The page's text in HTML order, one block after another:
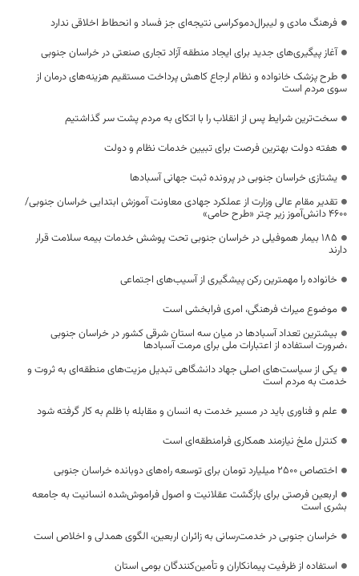
فرهنگ مادی و لیبرال‌دموکراسی نتیجه‌ای جز فساد و انحطاط اخلاقی ندارد
آغاز پیگیری‌های جدید برای ایجاد منطقه آزاد تجاری صنعتی در خراسان جنوبی
طرح پزشک خانواده و نظام ارجاع کاهش پرداخت مستقیم هزینه‌های درمان از
سوی مردم است
سخت‌ترین شرایط پس از انقلاب را با اتکای به مردم پشت سر گذاشتیم
هفته دولت بهترین فرصت برای تبیین خدمات نظام و دولت
یشتازی خراسان جنوبی در پرونده ثبت جهانی آسبادها
تقدیر مقام عالی وزارت از عملکرد جهادی معاونت آموزش ابتدایی خراسان جنوبی/
۴۶۰۰ دانش‌آموز زیر چتر «طرح حامی»
۱۸۵ بیمار هموفیلی در خراسان جنوبی تحت پوشش خدمات بیمه سلامت قرار
دارند
خانواده را مهمترین رکن پیشگیری از آسیب‌های اجتماعی
موضوع میراث فرهنگی، امری فرابخشی است
بیشترین تعداد آسبادها در میان سه استان شرقی کشور در خراسان جنوبی
،ضرورت استفاده از اعتبارات ملی برای مرمت آسبادها
یکی از سیاست‌های اصلی جهاد دانشگاهی تبدیل مزیت‌های منطقه‌ای به ثروت و
خدمت به مردم است
علم و فناوری باید در مسیر خدمت به انسان و مقابله با ظلم به کار گرفته شود
کنترل ملخ نیازمند همکاری فرامنطقه‌ای است
اختصاص 2500 میلیارد تومان برای توسعه راه‌های دوبانده خراسان جنوبی
اربعین فرصتی برای بازگشت عقلانیت و اصول فراموش‌شده انسانیت به جامعه
بشری است
خراسان جنوبی در خدمت‌رسانی به زائران اربعین، الگوی همدلی و اخلاص است
استفاده از ظرفیت پیمانکاران و تأمین‌کنندگان بومی استان